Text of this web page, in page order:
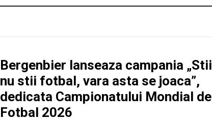
Bergenbier lanseaza campania „Stii
nu stii fotbal, vara asta se joaca”,
dedicata Campionatului Mondial de
Fotbal 2026